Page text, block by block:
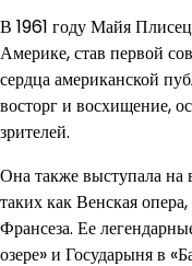
В 1961 году Майя
Америке, став первой
сердца американской
восторг и восхищение,
зрителей.
Она также выступала
таких как Венская
Франсеза. Ее
озере» и Государыня в